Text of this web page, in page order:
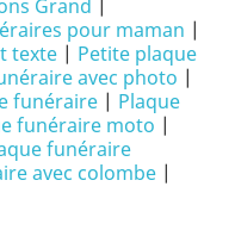
Grand |
pour maman |
texte | Petite plaque
avec photo |
funéraire | Plaque
funéraire moto |
funéraire
avec colombe |